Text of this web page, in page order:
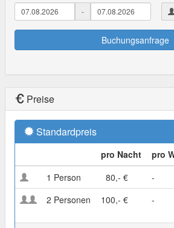
-
Buchungsanfrage
Preise
Standardpreis
pro Nacht pro
1 Person
80,- € -
2 Personen
100,- € -